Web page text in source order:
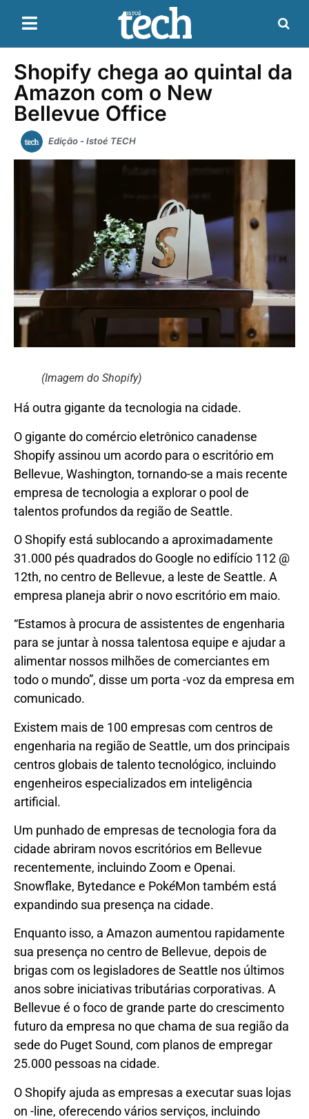
Shopify chega ao quintal da
Amazon com o New
Bellevue Office
Edição - Istoé TECH
(Imagem do Shopify)
Há outra gigante da tecnologia na cidade.
O gigante do comércio eletrônico canadense
Shopify assinou um acordo para o escritório em
Bellevue, Washington, tornando-se a mais recente
empresa de tecnologia a explorar o pool de
talentos profundos da região de Seattle.
O Shopify está sublocando a aproximadamente
31.000 pés quadrados do Google no edifício 112 @
12th, no centro de Bellevue, a leste de Seattle. A
empresa planeja abrir o novo escritório em maio.
“Estamos à procura de assistentes de engenharia
para se juntar à nossa talentosa equipe e ajudar a
alimentar nossos milhões de comerciantes em
todo o mundo”, disse um porta -voz da empresa em
comunicado.
Existem mais de 100 empresas com centros de
engenharia na região de Seattle, um dos principais
centros globais de talento tecnológico, incluindo
engenheiros especializados em inteligência
artificial.
Um punhado de empresas de tecnologia fora da
cidade abriram novos escritórios em Bellevue
recentemente, incluindo Zoom e Openai.
Snowflake, Bytedance e PokéMon também está
expandindo sua presença na cidade.
Enquanto isso, a Amazon aumentou rapidamente
sua presença no centro de Bellevue, depois de
brigas com os legisladores de Seattle nos últimos
anos sobre iniciativas tributárias corporativas. A
Bellevue é o foco de grande parte do crescimento
futuro da empresa no que chama de sua região da
sede do Puget Sound, com planos de empregar
25.000 pessoas na cidade.
O Shopify ajuda as empresas a executar suas lojas
on -line, oferecendo vários serviços, incluindo